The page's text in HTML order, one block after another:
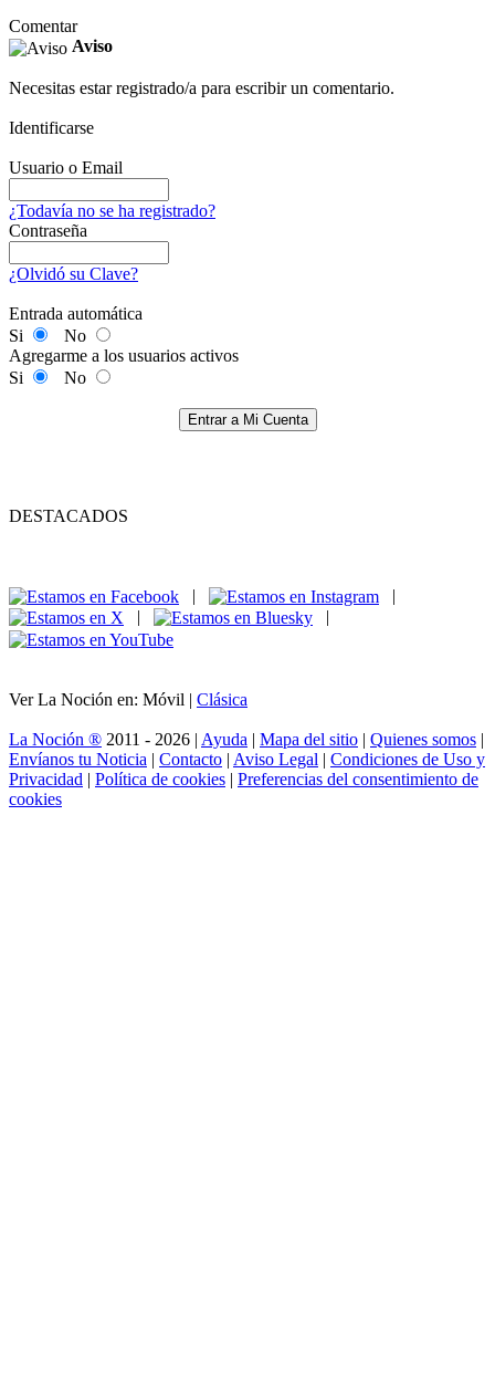
Comentar
Aviso
Necesitas estar registrado/a para escribir un comentario.
Identificarse
Usuario o Email
¿Todavía no se ha registrado?
Contraseña
¿Olvidó su Clave?
Entrada automática
Si
No
Agregarme a los usuarios activos
Si
No
Entrar a Mi Cuenta
DESTACADOS
|
|
|
|
Ver La Noción en: Móvil | Clásica
La Noción ® 2011 - 2026 | Ayuda | Mapa del sitio | Quienes somos |
Envíanos tu Noticia | Contacto | Aviso Legal | Condiciones de Uso y
Privacidad | Política de cookies | Preferencias del consentimiento de
cookies